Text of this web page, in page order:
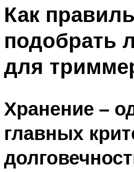
Как
подобрать
для
Хранение –
главных